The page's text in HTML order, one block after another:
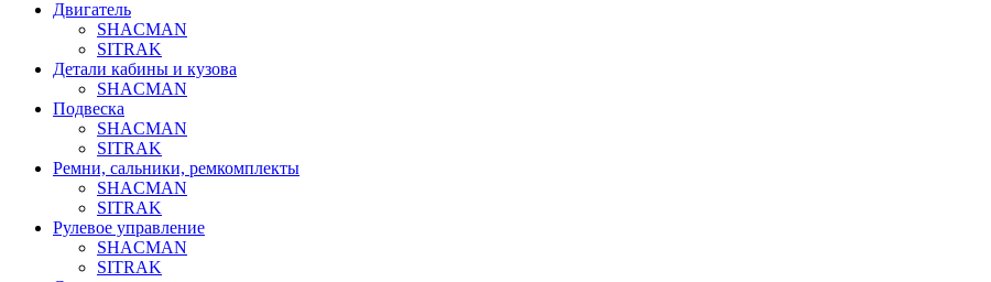
Двигатель
SHACMAN
SITRAK
Детали кабины и кузова
SHACMAN
Подвеска
SHACMAN
SITRAK
Ремни, сальники, ремкомплекты
SHACMAN
SITRAK
Рулевое управление
SHACMAN
SITRAK